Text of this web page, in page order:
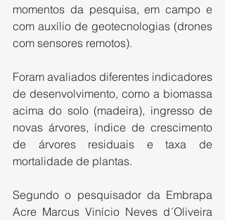
momentos da pesquisa, em campo e
com auxílio de geotecnologias (drones
com sensores remotos).
Foram avaliados diferentes indicadores
de desenvolvimento, como a biomassa
acima do solo (madeira), ingresso de
novas árvores, índice de crescimento
de árvores residuais e taxa de
mortalidade de plantas.
Segundo o pesquisador da Embrapa
Acre Marcus Vinício Neves d´Oliveira